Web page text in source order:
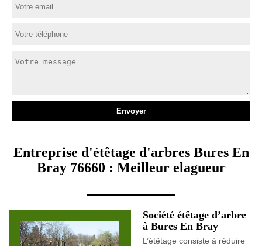
Entreprise d'étêtage d'arbres Bures En
Bray 76660 : Meilleur elagueur
Société étêtage d’arbre
à Bures En Bray
L’étêtage consiste à réduire